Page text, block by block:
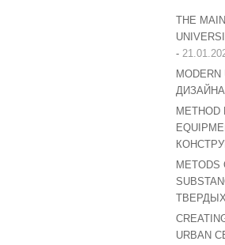
THE
-
METHOD
METODS
URBAN